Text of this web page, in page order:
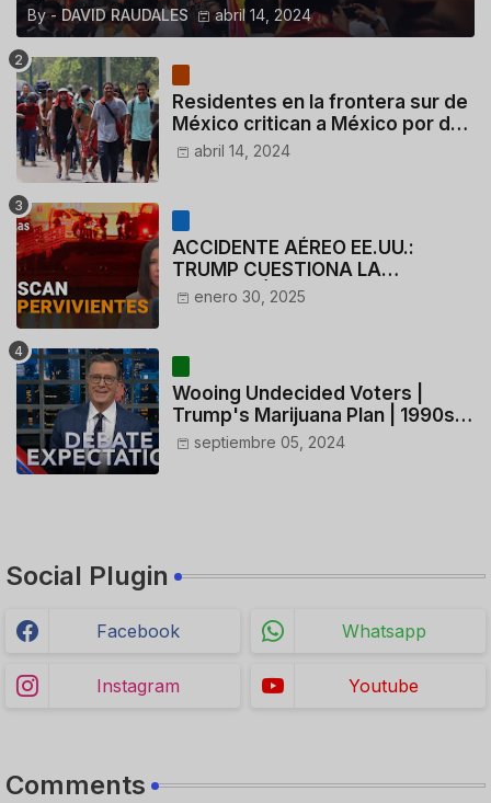
By - DAVID RAUDALES abril 14, 2024
Residentes en la frontera sur de
México critican a México por dar
110 dólares a migrantes
abril 14, 2024
ACCIDENTE AÉREO EE.UU.:
TRUMP CUESTIONA LA
ACTUACIÓN DE LOS
enero 30, 2025
Wooing Undecided Voters |
Trump's Marijuana Plan | 1990s
Porn Expert Mark Robinson
septiembre 05, 2024
Social Plugin
Facebook Whatsapp
Instagram Youtube
Comments